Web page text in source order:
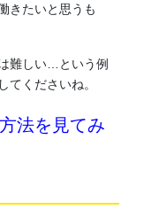
きたいと思うも
難しい…という例
てくださいね。
法を見てみ